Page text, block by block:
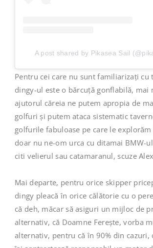
A post shared by Pikasea Sail
Pentru cei care nu sunt familiarizați cu
dingy-ul este o bărcuță gonflabilă, mai
ajutorul căreia ne putem apropia de
golfuri și putem ataca sistematic
golfurile fabuloase pe care le
doar nu ne-om urca cu ditamai BMW-
citi velierul sau catamaranul, scuze
Mai departe, pentru orice skipper
dingy pleacă în orice călătorie cu o
că deh, măcar să asiguri un mijloc de
alternativ, că Doamne Ferește, vorba
alternativ, pentru că în 90% din cazuri,